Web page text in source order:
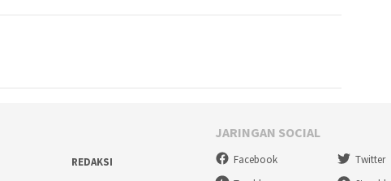
REDAKSI
JARINGAN SOCIAL
Facebook Twitter